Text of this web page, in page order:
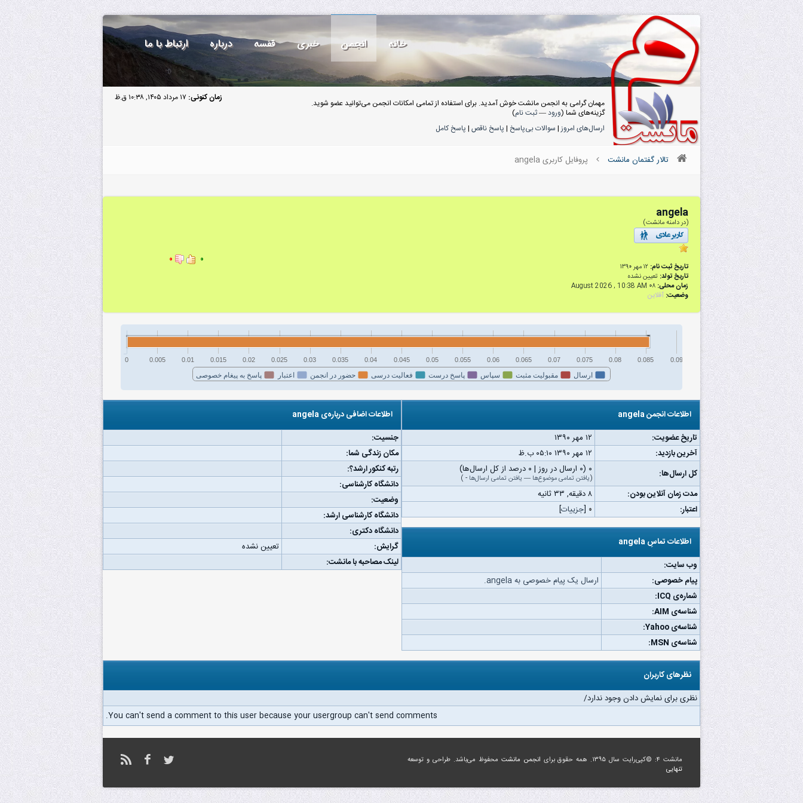
خانه انجمن خبری قفسه درباره ارتباط با ما
زمان کنونی: ۱۷ مرداد ۱۴۰۵, ۱۰:۳۸ ق.ظ
مهمان گرامی به انجمن مانشت خوش آمدید. برای استفاده از تمامی امکانات انجمن می‌توانید عضو شوید.
گزینه‌های شما (ورود—ثبت نام)
ارسال‌های امروز| سوالات بی‌پاسخ | پاسخ ناقص | پاسخ کامل
تالار گفتمان مانشت پروفایل کاربری angela
angela
(در دامنه مانشت)
تاریخ ثبت نام: ۱۲ مهر ۱۳۹۰
تاریخ تولد: تعیین نشده
زمان محلی: ۰۸ August 2026 , 10:38 AM
وضعیت: آفلاین
۰ ۰
ارسال مقبولیت مثبت سپاس پاسخ درست فعالیت درسی حضور در انجمن اعتبار پاسخ به پیغام خصوصی
0 0.005 0.01 0.015 0.02 0.025 0.03 0.035 0.04 0.045 0.05 0.055 0.06 0.065 0.07 0.075 0.08 0.085 0.09
اطلاعات انجمن angela
تاریخ عضویت:
۱۲ مهر ۱۳۹۰
آخرین بازدید:
۱۲ مهر ۱۳۹۰ ۰۵:۱۰ ب.ظ
کل ارسال‌ها:
۰ (۰ ارسال در روز | ۰ درصد از کل ارسال‌ها)
(یافتن تمامی موضوع‌ها — یافتن تمامی ارسال‌ها -
)
مدت زمان آنلاین بودن:
۸ دقیقه, ۳۳ ثانیه
اعتبار:
۰ [جزییات]
اطلاعات تماسِ angela
وب‌ سایت:
پیام خصوصی:
ارسال یک پیام خصوصی به angela.
شماره‌ی ICQ:
شناسه‌ی AIM:
شناسه‌ی Yahoo:
شناسه‌ی MSN:
اطلاعات اضافی درباره‌ی angela
جنسیت:
مکان زندگی شما:
رتبه کنکور ارشد؟:
دانشگاه کارشناسی:
وضعیت:
دانشگاه کارشناسی ارشد:
دانشگاه دکتری:
گرایش:
تعیین نشده
لینک مصاحبه با مانشت:
نظرهای کاربران
نظری برای نمایش دادن وجود ندارد/
You can't send a comment to this user because your usergroup can't send comments.
مانشت ۴: ©کپی‌رایت سال ۱۳۹۵. همه حقوق برای انجمن مانشت محفوظ می‌باشد. طراحی و توسعه
تنهایی